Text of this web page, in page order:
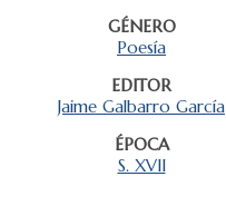
GÉNERO
Poesía
EDITOR
Jaime Galbarro García
ÉPOCA
S. XVII